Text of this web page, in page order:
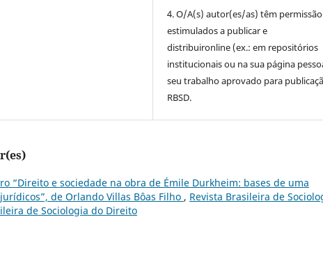
4. O/A(s) autor(es/as) têm
estimulados a publicar e
distribuironline (ex.: em repositórios
institucionais ou na sua página
seu trabalho aprovado para
RBSD.
“Direito e sociedade na obra de Émile Durkheim: bases de uma
de Orlando Villas Bôas Filho , Revista Brasileira de
de Sociologia do Direito